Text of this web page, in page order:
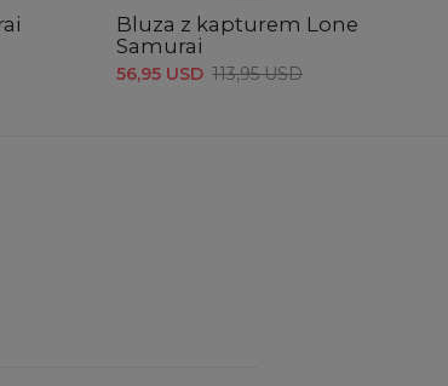
Bluza z kapturem Lone
Samurai
56,95 USD 113,95 USD